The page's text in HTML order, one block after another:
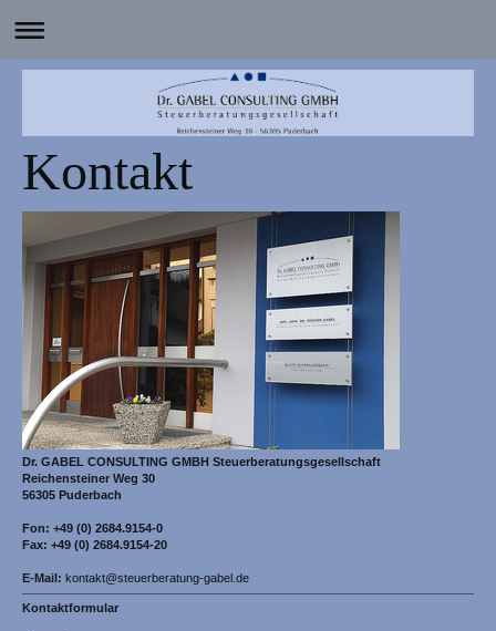
Kontakt
Dr. GABEL CONSULTING GMBH Steuerberatungsgesellschaft
Reichensteiner Weg 30
56305 Puderbach
Fon: +49 (0) 2684.9154-0
Fax: +49 (0) 2684.9154-20
E-Mail: kontakt@steuerberatung-gabel.de
Kontaktformular